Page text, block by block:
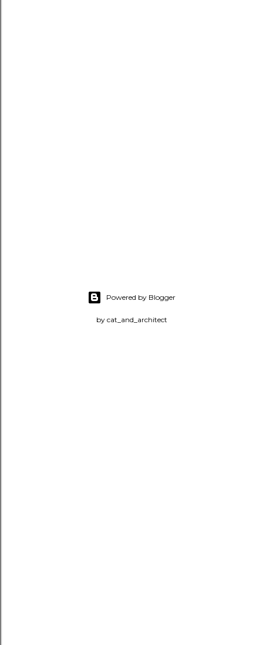
Powered by Blogger
by cat_and_architect